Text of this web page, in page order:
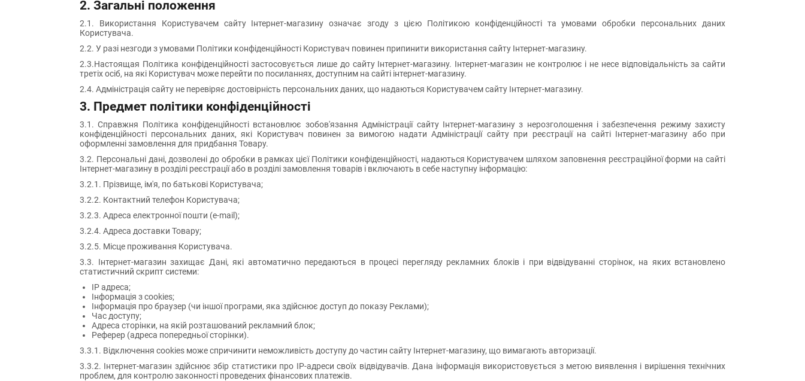
2. Загальні положення
2.1. Використання Користувачем сайту Інтернет-магазину означає згоду з цією Політикою конфіденційності та умовами обробки персональних даних
Користувача.
2.2. У разі незгоди з умовами Політики конфіденційності Користувач повинен припинити використання сайту Інтернет-магазину.
2.3.Настоящая Політика конфіденційності застосовується лише до сайту Інтернет-магазину. Інтернет-магазин не контролює і не несе відповідальність за сайти
третіх осіб, на які Користувач може перейти по посиланнях, доступним на сайті інтернет-магазину.
2.4. Адміністрація сайту не перевіряє достовірність персональних даних, що надаються Користувачем сайту Інтернет-магазину.
3. Предмет політики конфіденційності
3.1. Справжня Політика конфіденційності встановлює зобов'язання Адміністрації сайту Інтернет-магазину з нерозголошення і забезпечення режиму захисту
конфіденційності персональних даних, які Користувач повинен за вимогою надати Адміністрації сайту при реєстрації на сайті Інтернет-магазину або при
оформленні замовлення для придбання Товару.
3.2. Персональні дані, дозволені до обробки в рамках цієї Політики конфіденційності, надаються Користувачем шляхом заповнення реєстраційної форми на сайті
Інтернет-магазину в розділі реєстрації або в розділі замовлення товарів і включають в себе наступну інформацію:
3.2.1. Прізвище, ім'я, по батькові Користувача;
3.2.2. Контактний телефон Користувача;
3.2.3. Адреса електронної пошти (e-mail);
3.2.4. Адреса доставки Товару;
3.2.5. Місце проживання Користувача.
3.3. Інтернет-магазин захищає Дані, які автоматично передаються в процесі перегляду рекламних блоків і при відвідуванні сторінок, на яких встановлено
статистичний скрипт системи:
IP адреса;
Інформація з cookies;
Інформація про браузер (чи іншої програми, яка здійснює доступ до показу Реклами);
Час доступу;
Адреса сторінки, на якій розташований рекламний блок;
Реферер (адреса попередньої сторінки).
3.3.1. Відключення cookies може спричинити неможливість доступу до частин сайту Інтернет-магазину, що вимагають авторизації.
3.3.2. Інтернет-магазин здійснює збір статистики про IP-адреси своїх відвідувачів. Дана інформація використовується з метою виявлення і вирішення технічних
проблем, для контролю законності проведених фінансових платежів.